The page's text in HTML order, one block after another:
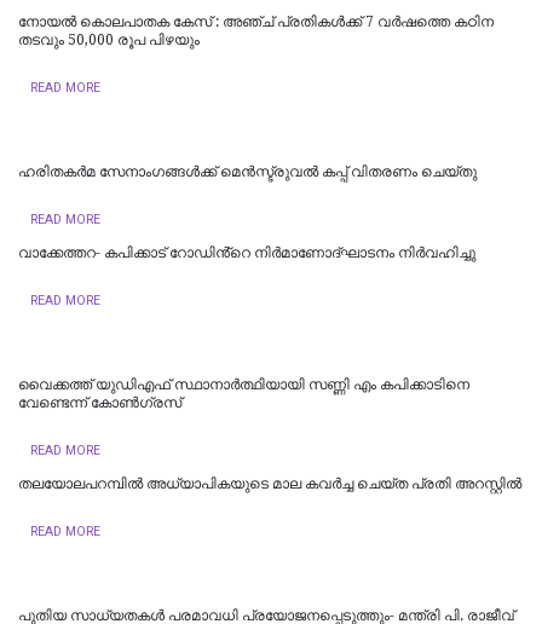
​നോയൽ കൊലപാതക കേസ് : അഞ്ച് പ്രതികൾക്ക് 7 വർഷത്തെ കഠിന
തടവും 50,000 രൂപ പിഴയും
READ MORE
ഹരിതകർമ സേനാംഗങ്ങൾക്ക് മെൻസ്ട്രുവൽ കപ്പ് വിതരണം ചെയ്തു
READ MORE
വാക്കേത്തറ- കപിക്കാട് റോഡിൻ്റെ നിർമാണോദ്ഘാടനം നിർവഹിച്ചു
READ MORE
വൈക്കത്ത് യുഡിഎഫ് സ്ഥാനാർത്ഥിയായി സണ്ണി എം കപിക്കാടിനെ
വേണ്ടെന്ന് കോൺ​ഗ്രസ്
READ MORE
തലയോലപറമ്പിൽ അധ്യാപികയുടെ മാല കവർച്ച ചെയ്ത പ്രതി അറസ്റ്റിൽ
READ MORE
പുതിയ സാധ്യതകൾ പരമാവധി പ്രയോജനപ്പെടുത്തും- മന്ത്രി പി. രാജീവ്